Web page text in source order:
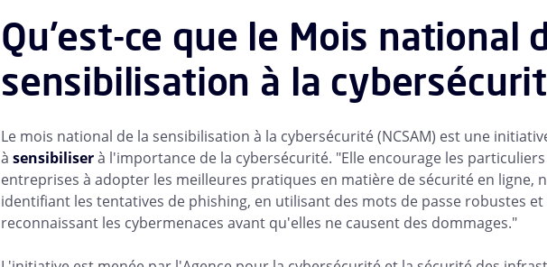
Qu'est-ce que le Mois national
sensibilisation à la
Le mois national de la sensibilisation à la cybersécurité (NCSAM) est une
à sensibiliserà l'importance de la cybersécurité. "Elle encourage les particuliers
entreprises à adopter les meilleures pratiques en matière de sécurité en ligne,
identifiant les tentatives de phishing, en utilisant des mots de passe robustes et
reconnaissant les cybermenaces avant qu'elles ne causent des dommages."